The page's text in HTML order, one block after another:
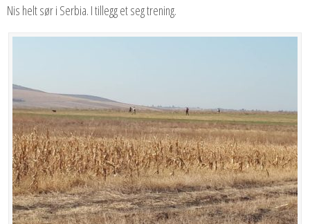
Nis helt sør i Serbia. I tillegg et seg trening.